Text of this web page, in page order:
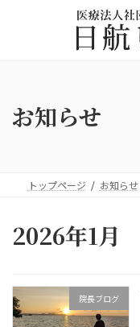
お知らせ
トップページ お知らせ
2026年1月
院長ブログ